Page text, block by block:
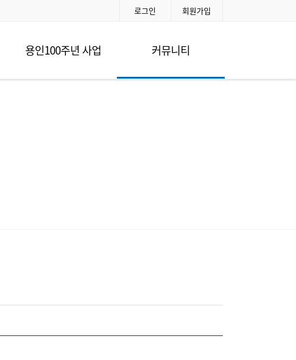
로그인 회원가입
용인100주년 사업 커뮤니티